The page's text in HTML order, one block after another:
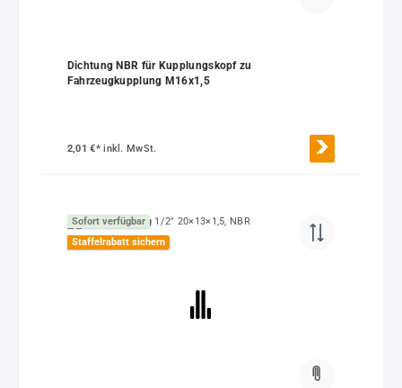
Dichtung NBR für Kupplungskopf zu
Fahrzeugkupplung M16x1,5
2,01 €*inkl. MwSt.
Sofort verfügbar
Staffelrabatt sichern